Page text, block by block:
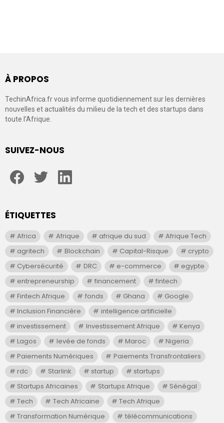
À PROPOS
TechinAfrica.fr vous informe quotidiennement sur les dernières
nouvelles et actualités du milieu de la tech et des startups dans
toute l’Afrique.
SUIVEZ-NOUS
ÉTIQUETTES
Africa Afrique afrique du sud
Afrique Tech
agritech
Blockchain Capital-Risque
crypto
Cybersécurité
DRC e-commerce
egypte
entrepreneurship
financement
fintech
Fintech Afrique
fonds Ghana
Google
Inclusion Financière
intelligence artificielle
investissement
Investissement Afrique
Kenya
Lagos
levée de fonds Maroc
Nigeria
Paiements Numériques
Paiements Transfrontaliers
rdc
Starlink startup
startups
Startups Africaines
Startups Afrique
Sénégal
Tech
Tech Africaine
Tech Afrique
Transformation Numérique
télécommunications